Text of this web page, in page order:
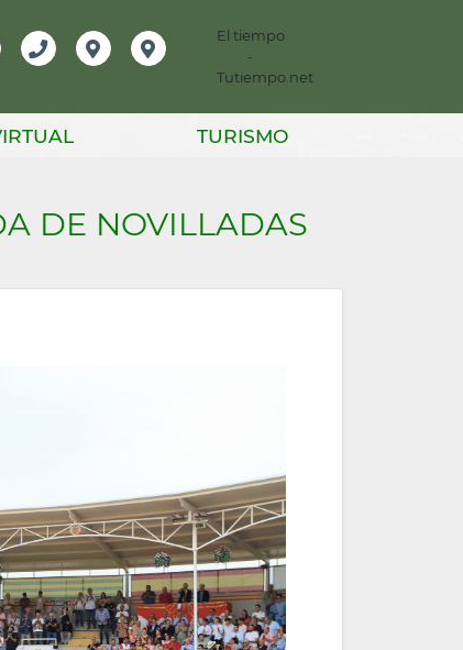
El tiempo
-
Tutiempo.net
TURISMO
DE NOVILLADAS